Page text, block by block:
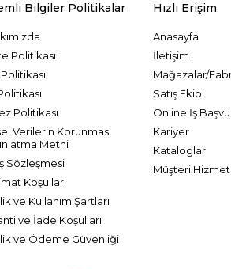
Bilgiler Politikalar
Politikası
Politikası
Verilerin Korunması
Metni
Sözleşmesi
Koşulları
ve Kullanım Şartları
ve İade Koşulları
ve Ödeme Güvenliği
Hızlı Erişim
Anasayfa
İletişim
Mağazalar/
Satış Ekibi
Online İş
Kariyer
Kataloglar
Müşteri